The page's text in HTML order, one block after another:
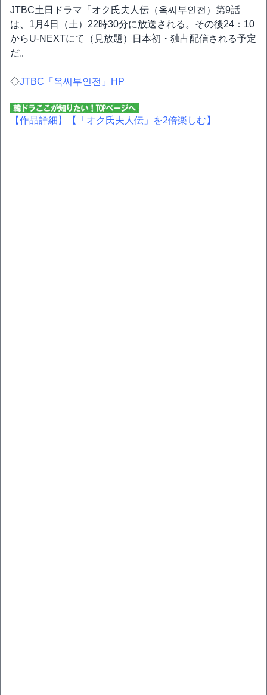
JTBC土日ドラマ「オク氏夫人伝（옥씨부인전）第9話
は、1月4日（土）22時30分に放送される。その後24：10
からU-NEXTにて（見放題）日本初・独占配信される予定
だ。
◇JTBC「옥씨부인전」HP
【作品詳細】 【「オク氏夫人伝」を2倍楽しむ】